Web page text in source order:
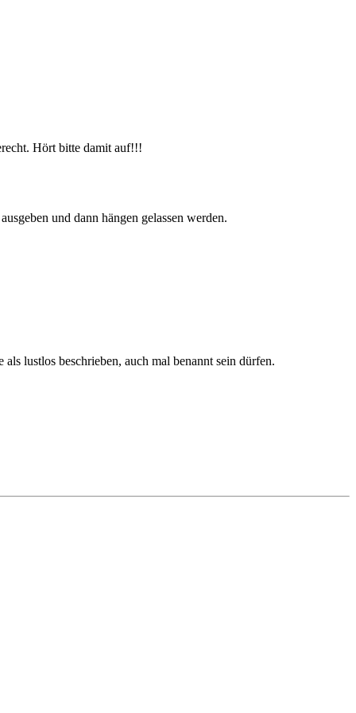
Hört bitte damit auf!!!
und dann hängen gelassen werden.
lustlos beschrieben, auch mal benannt sein dürfen.